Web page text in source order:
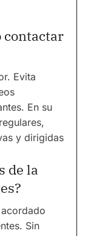
contactar
Evita
En su
y dirigidas
de la
Sin